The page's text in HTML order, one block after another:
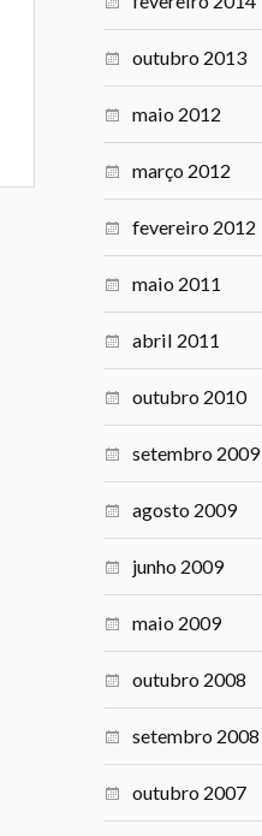
outubro 2013
maio 2012
março 2012
fevereiro 2012
maio 2011
abril 2011
outubro 2010
setembro 2009
agosto 2009
junho 2009
maio 2009
outubro 2008
setembro 2008
outubro 2007